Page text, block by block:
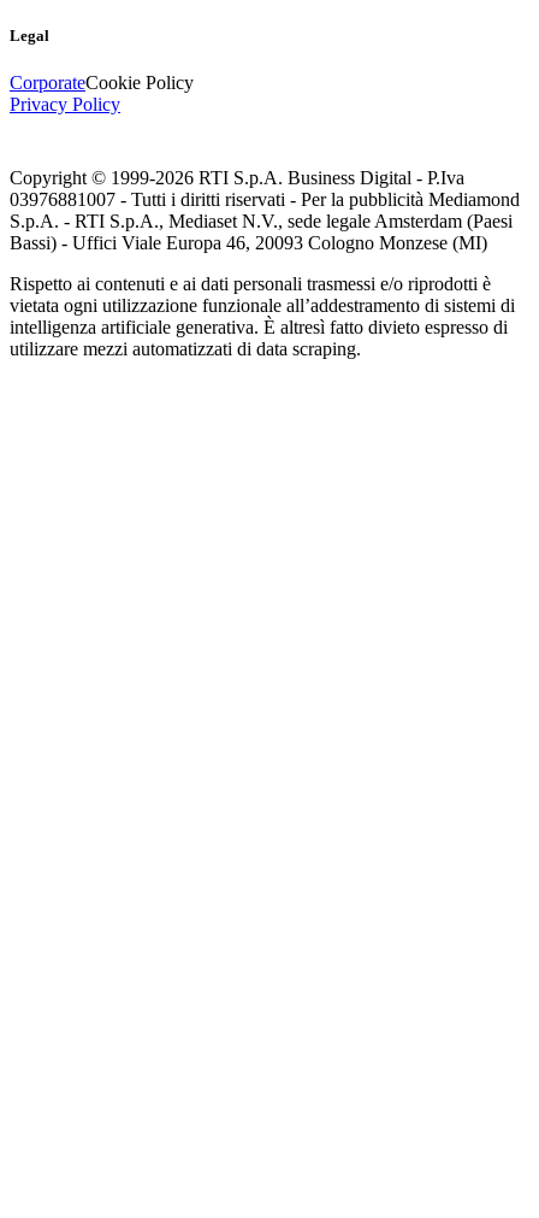
Legal
CorporateCookie Policy
Privacy Policy
Copyright © 1999-2026 RTI S.p.A. Business Digital - P.Iva
03976881007 - Tutti i diritti riservati - Per la pubblicità Mediamond
S.p.A. - RTI S.p.A., Mediaset N.V., sede legale Amsterdam (Paesi
Bassi) - Uffici Viale Europa 46, 20093 Cologno Monzese (MI)
Rispetto ai contenuti e ai dati personali trasmessi e/o riprodotti è
vietata ogni utilizzazione funzionale all’addestramento di sistemi di
intelligenza artificiale generativa. È altresì fatto divieto espresso di
utilizzare mezzi automatizzati di data scraping.